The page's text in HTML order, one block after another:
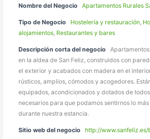
Nombre del Negocio Apartamentos Rurales
Tipo de Negocio Hostelería y restauración
alojamientos Restaurantes y bares
Descripción corta del negocio
en la aldea de San Feliz, construidos con
el exterior y acabados con madera en el
rústicos, amplios, cómodos y acogedores.
equipados, acondicionados y dotados de
necesarios para que podamos sentirnos lo
durante nuestra estancia.
Sitio web del negocio http://www.sanfeliz.es/